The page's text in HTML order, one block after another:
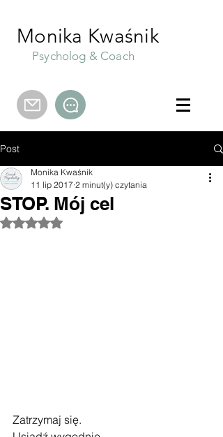
Monika Kwaśnik
Psycholog & Coach
Post
STOP. Mój cel
Monika Kwaśnik
11 lip 2017 2 minut(y) czytania
Oceniono na NaN z 5 gwiazdek.
Zatrzymaj się.